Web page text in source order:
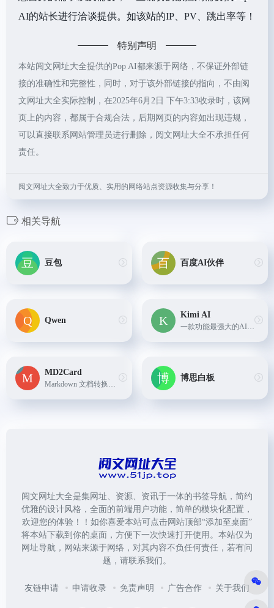
AI的站长进行洽谈提供。如该站的IP、PV、跳出率等！
特别声明
本站阅文网址大全提供的Pop AI都来源于网络，不保证外部链
接的准确性和完整性，同时，对于该外部链接的指向，不由阅
文网址大全实际控制，在2025年6月2日 下午3:33收录时，该网
页上的内容，都属于合规合法，后期网页的内容如出现违规，
可以直接联系网站管理员进行删除，阅文网址大全不承担任何
责任。
阅文网址大全致力于优质、实用的网络站点资源收集与分享！
相关导航
豆包 百度AI伙伴
Qwen
Kimi AI
一款功能最强大的AI智能助手,功能包括：对话、超长文本阅读、语音转文字、信息搜索、文件内容处理
MD2Card
Markdown 文档转换为精美的知识卡片，支持多种风格
博思白板
阅文网址大全是集网址、资源、资讯于一体的书签导航，简约
优雅的设计风格，全面的前端用户功能，简单的模块化配置，
欢迎您的体验！！如你喜爱本站可点击网站顶部“添加至桌面”
将本站下载到你的桌面，方便下一次快速打开使用。本站仅为
网址导航，网站来源于网络，对其内容不负任何责任，若有问
题，请联系我们。
友链申请 申请收录 免责声明 广告合作 关于我们